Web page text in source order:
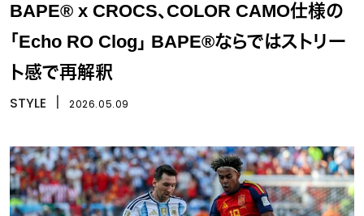
BAPE® x CROCS、COLOR CAMO仕様の
「Echo RO Clog」 BAPE®ならではストリー
ト感で再解釈
STYLE 2026.05.09